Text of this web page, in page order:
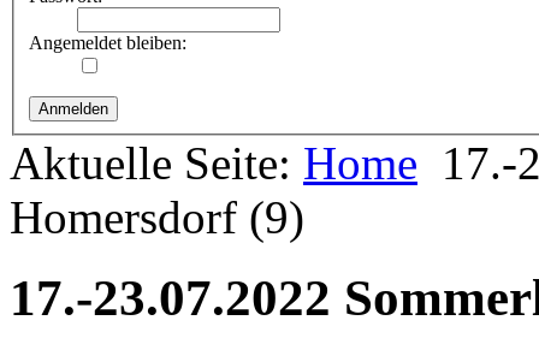
Angemeldet bleiben:
Aktuelle Seite: Home 17.-
Homersdorf (9)
17.-23.07.2022